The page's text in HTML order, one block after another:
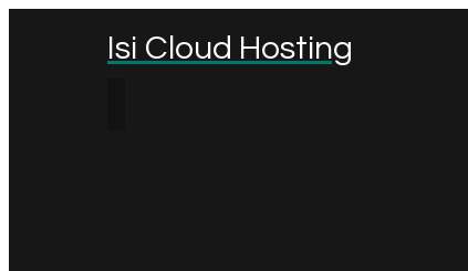
Isi Cloud Hosting